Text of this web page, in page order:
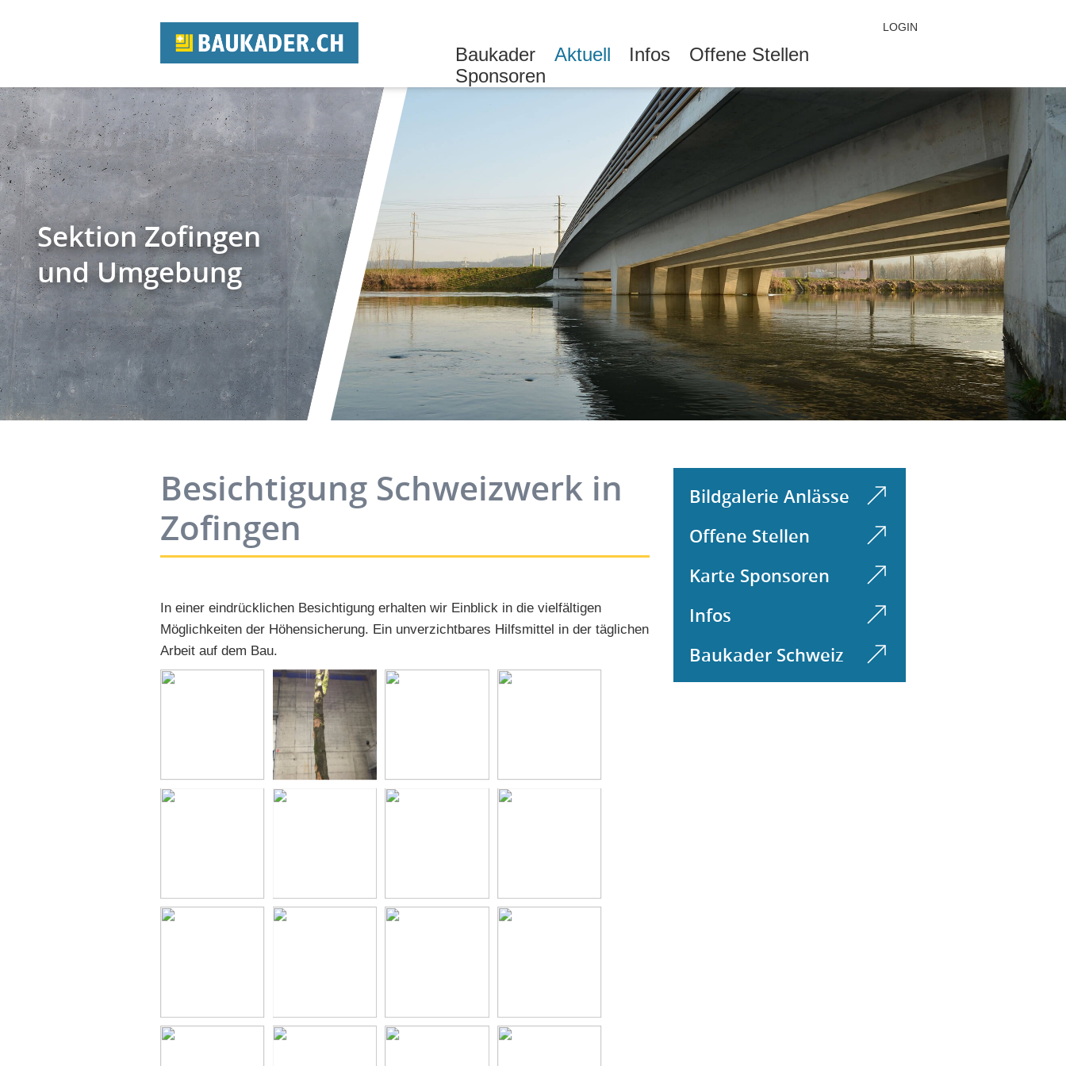
Baukader Aktuell Infos
Offene Stellen
Sponsoren
LOGIN
Sektion Zofingen
und Umgebung
Besichtigung Schweizwerk in
Zofingen
In einer eindrücklichen Besichtigung erhalten wir Einblick in die vielfältigen
Möglichkeiten der Höhensicherung. Ein unverzichtbares Hilfsmittel in der täglichen
Arbeit auf dem Bau.
Bildgalerie Anlässe
Offene Stellen
Karte Sponsoren
Infos
Baukader Schweiz